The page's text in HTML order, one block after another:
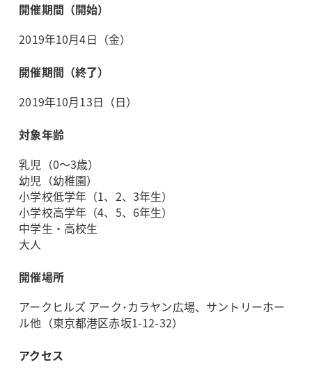
開催期間（開始）
2019年10月4日（金）
開催期間（終了）
2019年10月13日（日）
対象年齢
乳児（0～3歳）
幼児（幼稚園）
小学校低学年（1、2、3年生）
小学校高学年（4、5、6年生）
中学生・高校生
大人
開催場所
アークヒルズ アーク･カラヤン広場、サントリーホー
ル他（東京都港区赤坂1-12-32）
アクセス